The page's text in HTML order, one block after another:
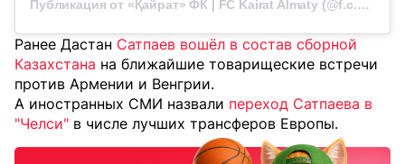
Публикация от «Қайрат» ФК | FC Kairat Almaty (@f.c.kairat)
Ранее Дастан Сатпаев вошёл в состав сборной
Казахстана на ближайшие товарищеские встречи
против Армении и Венгрии.
А иностранных СМИ назвали переход Сатпаева в
"Челси" в числе лучших трансферов Европы.